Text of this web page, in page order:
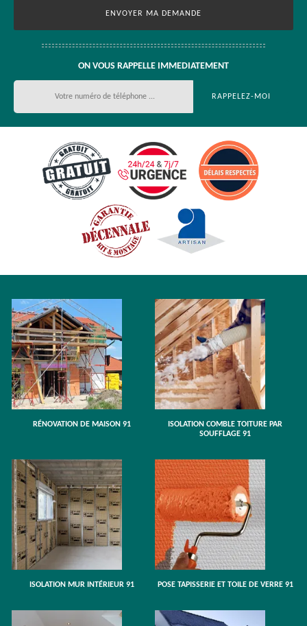
ON VOUS RAPPELLE IMMEDIATEMENT
RÉNOVATION DE MAISON 91
ISOLATION COMBLE TOITURE PAR
SOUFFLAGE 91
ISOLATION MUR INTÉRIEUR 91 POSE TAPISSERIE ET TOILE DE VERRE 91